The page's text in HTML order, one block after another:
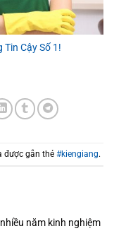
Tin Cậy Số 1!
được gắn thẻ #kiengiang.
năm kinh nghiệm